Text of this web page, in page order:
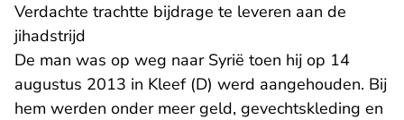
Verdachte trachtte bijdrage te leveren aan de
jihadstrijd
De man was op weg naar Syrië toen hij op 14
augustus 2013 in Kleef (D) werd aangehouden. Bij
hem werden onder meer geld, gevechtskleding en